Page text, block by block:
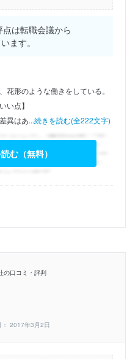
は転職会議から
ます。
形のような働きをしている。
い点】
異はあ...続きを読む(全222文字)
む（無料）
の口コミ・評判
2017年3月2日